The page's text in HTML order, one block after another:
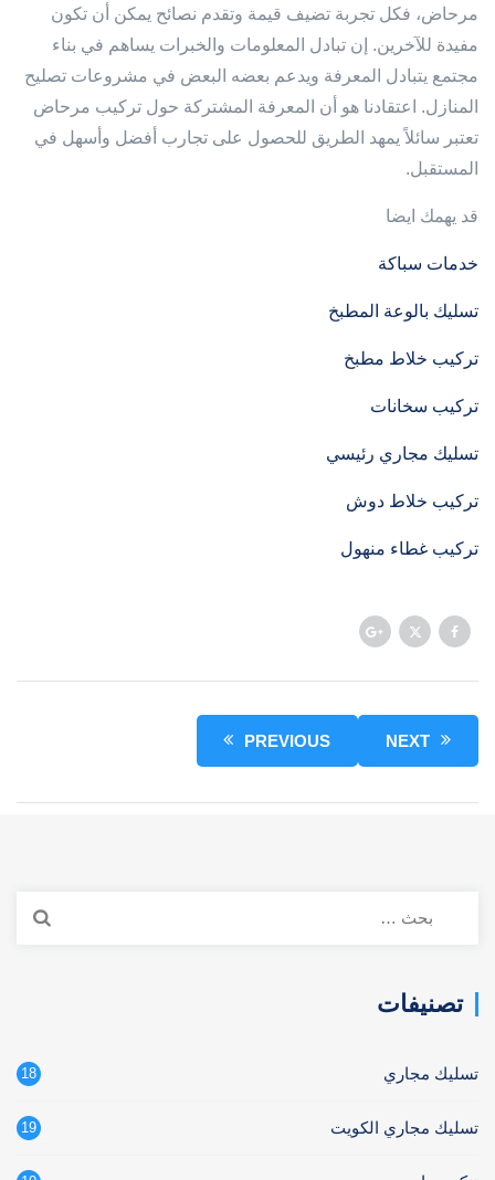
مرحاض، فكل تجربة تضيف قيمة وتقدم نصائح يمكن أن تكون
مفيدة للآخرين. إن تبادل المعلومات والخبرات يساهم في بناء
مجتمع يتبادل المعرفة ويدعم بعضه البعض في مشروعات تصليح
المنازل. اعتقادنا هو أن المعرفة المشتركة حول تركيب مرحاض
تعتبر سائلاً يمهد الطريق للحصول على تجارب أفضل وأسهل في
المستقبل.
قد يهمك ايضا
خدمات سباكة
تسليك بالوعة المطبخ
تركيب خلاط مطبخ
تركيب سخانات
تسليك مجاري رئيسي
تركيب خلاط دوش
تركيب غطاء منهول
PREVIOUS NEXT
تصنيفات
تسليك مجاري 18
تسليك مجاري الكويت 19